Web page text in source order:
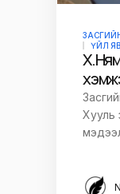
ҮЙЛ
Хууль